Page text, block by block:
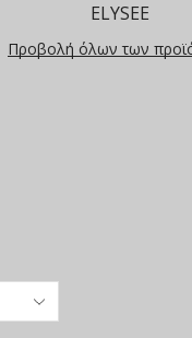
ELYSEE
Προβολή όλων των